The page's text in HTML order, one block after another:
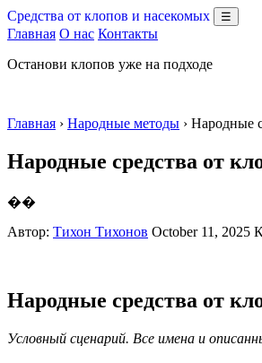
Средства от клопов и насекомых ☰
Главная О нас Контакты
Останови клопов уже на подходе
Главная › Народные методы › Народные
Народные средства от
��
Автор: Тихон Тихонов October 11, 2025
Народные средства от
Условный сценарий. Все имена и